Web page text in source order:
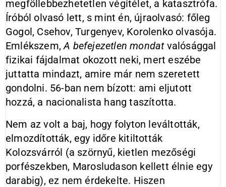
megföllebbezhetetlen végítélet, a katasztrófa.
Íróból olvasó lett, s mint én, újraolvasó: főleg
Gogol, Csehov, Turgenyev, Korolenko olvasója.
Emlékszem,A befejezetlen mondat valósággal
fizikai fájdalmat okozott neki, mert eszébe
juttatta mindazt, amire már nem szeretett
gondolni. 56-ban nem bízott: ami eljutott
hozzá, a nacionalista hang taszította.
Nem az volt a baj, hogy folyton leváltották,
elmozdították, egy időre kitiltották
Kolozsvárról (a szörnyű, kietlen mezőségi
porfészekben, Marosludason kellett élnie egy
darabig), ez nem érdekelte. Hiszen